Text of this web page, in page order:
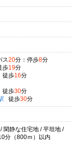
ス20分：停歩8分
歩19分
徒歩16分
徒歩30分
徒歩30分
閑静な住宅地 / 平坦地 /
分（800ｍ）以内